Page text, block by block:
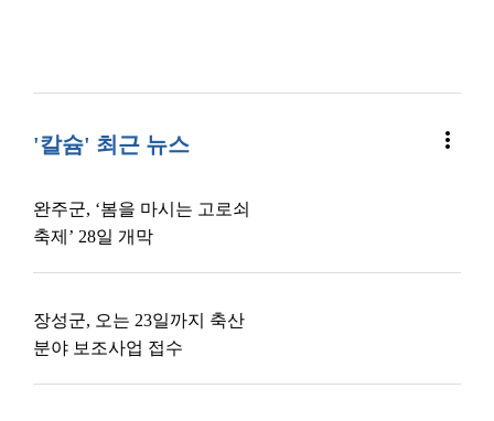
'칼슘' 최근 뉴스 more_vert
완주군, ‘봄을 마시는 고로쇠
축제’ 28일 개막
장성군, 오는 23일까지 축산
분야 보조사업 접수